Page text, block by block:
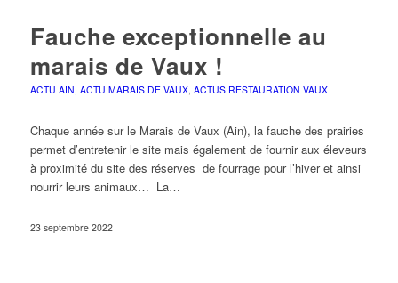
Fauche exceptionnelle au
marais de Vaux !
ACTU AIN, ACTU MARAIS DE VAUX, ACTUS RESTAURATION VAUX
Chaque année sur le Marais de Vaux (Ain), la fauche des prairies
permet d’entretenir le site mais également de fournir aux éleveurs
à proximité du site des réserves de fourrage pour l’hiver et ainsi
nourrir leurs animaux… La…
23 septembre 2022